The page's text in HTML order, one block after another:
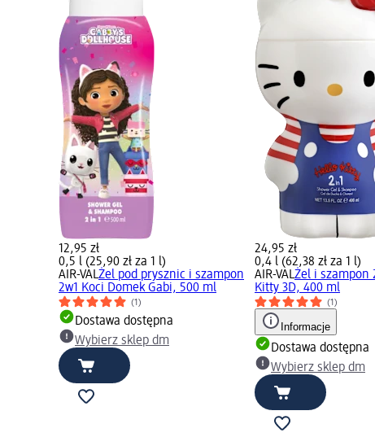
12,95 zł
0,5 l (25,90 zł za 1 l)
AIR-VALŻel pod prysznic i szampon
2w1 Koci Domek Gabi, 500 ml
(1)
Dostawa dostępna
Wybierz sklep dm
24,95 zł
0,4 l (62,38 zł za 1 l)
AIR-VALŻel i szampon
Kitty 3D, 400 ml
(1)
Informacje
Dostawa dostępna
Wybierz sklep dm